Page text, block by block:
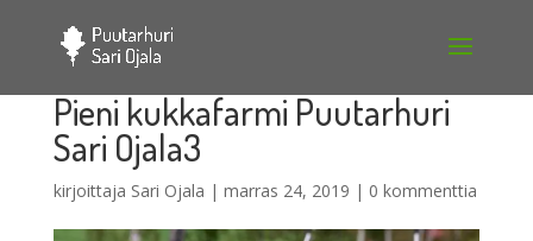
Pieni kukkafarmi Puutarhuri
Sari Ojala3
kirjoittaja Sari Ojala | marras 24, 2019 | 0 kommenttia